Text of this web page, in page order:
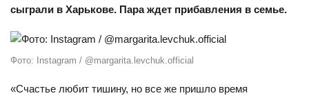
сыграли в Харькове. Пара ждет прибавления в семье.
Фото: Instagram / @margarita.levchuk.official
«Счастье любит тишину, но все же пришло время